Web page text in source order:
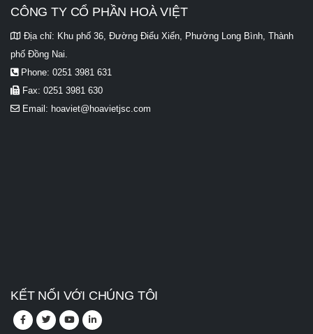
CÔNG TY CỔ PHẦN HOÀ VIỆT
Địa chỉ: Khu phố 36, Đường Điểu Xiển, Phường Long Bình, Thành
phố Đồng Nai.
Phone: 0251 3981 631
Fax: 0251 3981 630
Email: hoaviet@hoavietjsc.com
KẾT NỐI VỚI CHÚNG TÔI